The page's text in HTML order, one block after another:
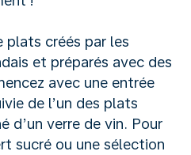
plats créés par les
et préparés avec des
avec une entrée
de l’un des plats
d’un verre de vin. Pour
sucré ou une sélection